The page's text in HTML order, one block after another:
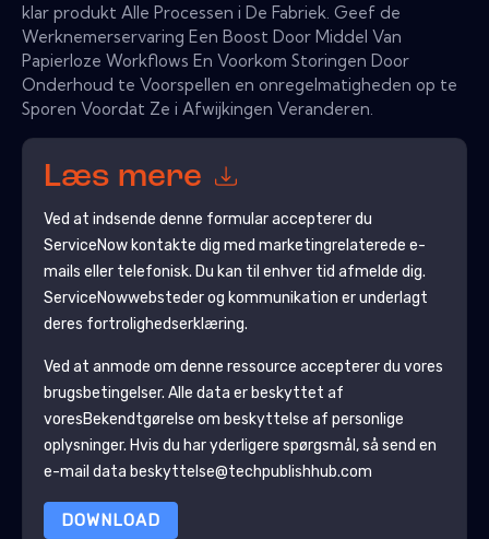
klar produkt Alle Processen i De Fabriek. Geef de
Werknemerservaring Een Boost Door Middel Van
Papierloze Workflows En Voorkom Storingen Door
Onderhoud te Voorspellen en onregelmatigheden op te
Sporen Voordat Ze i Afwijkingen Veranderen.
Læs mere
Ved at indsende denne formular accepterer du
ServiceNowkontakte dig med marketingrelaterede e-
mails eller telefonisk. Du kan til enhver tid afmelde dig.
ServiceNowwebsteder og kommunikation er underlagt
deres fortrolighedserklæring.
Ved at anmode om denne ressource accepterer du vores
brugsbetingelser. Alle data er beskyttet af
voresBekendtgørelse om beskyttelse af personlige
oplysninger. Hvis du har yderligere spørgsmål, så send en
e-mail data beskyttelse@techpublishhub.com
DOWNLOAD